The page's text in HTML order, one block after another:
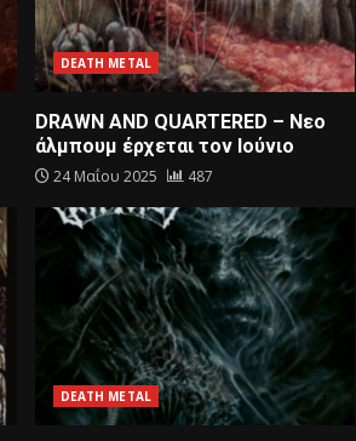
DEATH METAL
DRAWN AND QUARTERED – Nεο
άλμπουμ έρχεται τον Ιούνιο
24 Μαΐου 2025 487
DEATH METAL